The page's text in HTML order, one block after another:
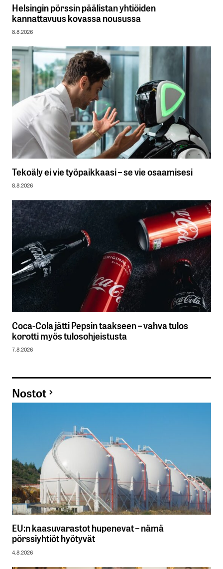
Helsingin pörssin päälistan yhtiöiden
kannattavuus kovassa nousussa
8.8.2026
Tekoäly ei vie työpaikkaasi – se vie osaamisesi
8.8.2026
Coca-Cola jätti Pepsin taakseen – vahva tulos
korotti myös tulosohjeistusta
7.8.2026
Nostot
EU:n kaasuvarastot hupenevat – nämä
pörssiyhtiöt hyötyvät
4.8.2026